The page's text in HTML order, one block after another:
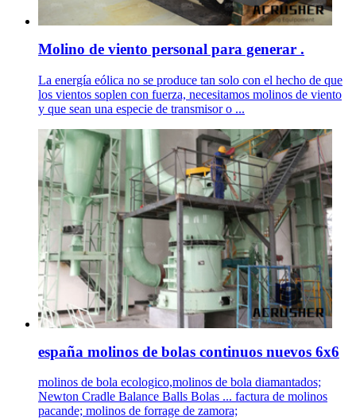
Molino de viento personal para generar .
La energía eólica no se produce tan solo con el hecho de que
los vientos soplen con fuerza, necesitamos molinos de viento
y que sean una especie de transmisor o ...
españa molinos de bolas continuos nuevos 6x6
molinos de bola ecologico,molinos de bola diamantados;
Newton Cradle Balance Balls Bolas ... factura de molinos
pacande; molinos de forrage de zamora;